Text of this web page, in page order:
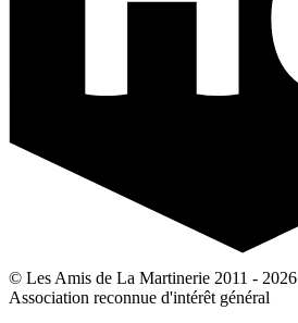
© Les Amis de La Martinerie 2011 - 2026
Association reconnue d'intérêt général